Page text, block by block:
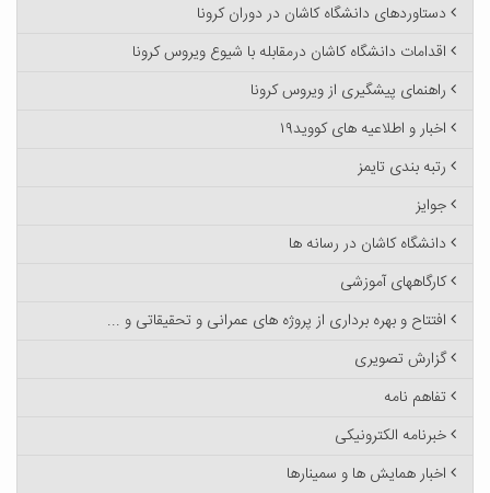
دستاوردهای دانشگاه کاشان در دوران کرونا
اقدامات دانشگاه کاشان درمقابله با شیوع ویروس کرونا
راهنمای پیشگیری از ویروس کرونا
اخبار و اطلاعیه های کووید۱۹
رتبه بندی تایمز
جوایز
دانشگاه کاشان در رسانه ها
کارگاههای آموزشی
افتتاح و بهره برداری از پروژه های عمرانی و تحقیقاتی و ...
گزارش تصویری
تفاهم نامه
خبرنامه الکترونیکی
اخبار همایش ها و سمینارها